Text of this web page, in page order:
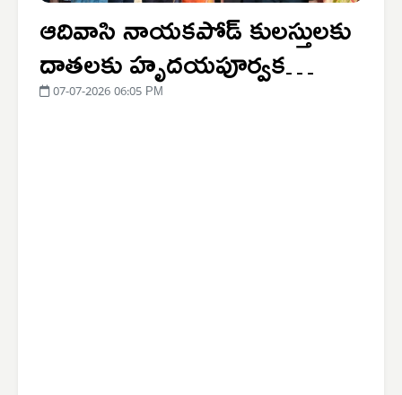
ఆదివాసి నాయకపోడ్ కులస్తులకు
దాతలకు హృదయపూర్వక
ధన్యవాదాలు
07-07-2026 06:05 PM